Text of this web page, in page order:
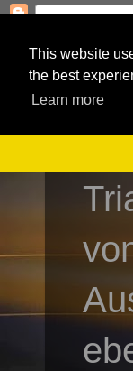
This website
the best
Learn more